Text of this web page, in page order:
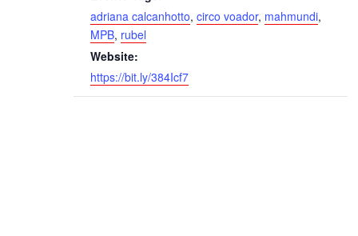
adriana calcanhotto,circo voador, mahmundi,
MPB, rubel
Website:
https://bit.ly/384Icf7